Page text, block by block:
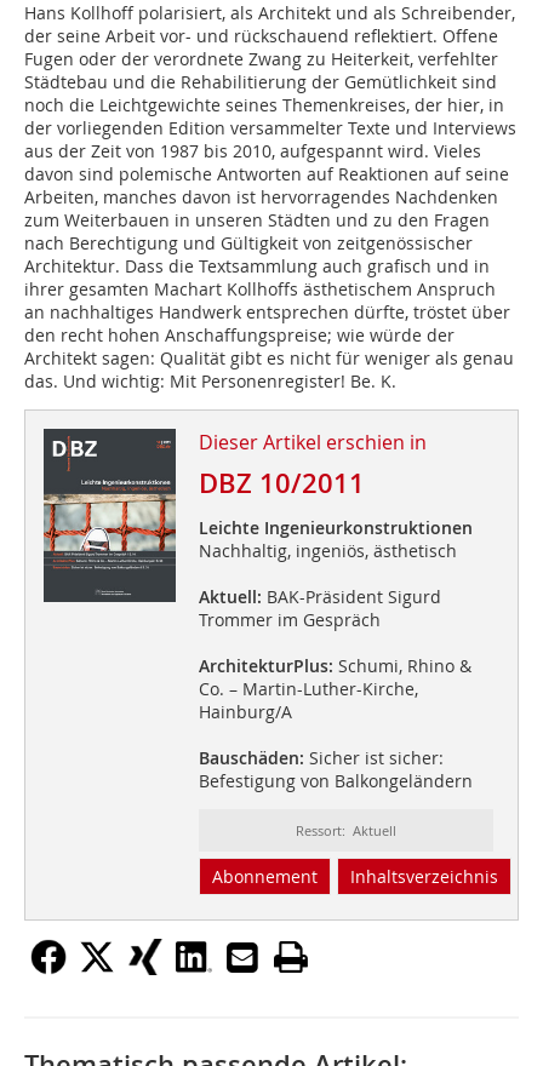
Hans Kollhoff polarisiert, als Architekt und als Schreibender,
der seine Arbeit vor- und rückschauend reflektiert. Offene
Fugen oder der verordnete Zwang zu Heiterkeit, verfehlter
Städtebau und die Rehabilitierung der Gemütlichkeit sind
noch die Leichtgewichte seines Themenkreises, der hier, in
der vorliegenden Edition versammelter Texte und Interviews
aus der Zeit von 1987 bis 2010, aufgespannt wird. Vieles
davon sind polemische Antworten auf Reaktionen auf seine
Arbeiten, manches davon ist hervorragendes Nachdenken
zum Weiterbauen in unseren Städten und zu den Fragen
nach Berechtigung und Gültigkeit von zeitgenössischer
Architektur. Dass die Textsammlung auch grafisch und in
ihrer gesamten Machart Kollhoffs ästhetischem Anspruch
an nachhaltiges Handwerk entsprechen dürfte, tröstet über
den recht hohen Anschaffungspreise; wie würde der
Architekt sagen: Qualität gibt es nicht für weniger als genau
das. Und wichtig: Mit Personenregister! Be. K.
Dieser Artikel erschien in
DBZ 10/2011
Leichte Ingenieurkonstruktionen
Nachhaltig, ingeniös, ästhetisch
Aktuell: BAK-Präsident Sigurd
Trommer im Gespräch
ArchitekturPlus: Schumi, Rhino &
Co. – Martin-Luther-Kirche,
Hainburg/A
Bauschäden: Sicher ist sicher:
Befestigung von Balkongeländern
Ressort: Aktuell
Abonnement Inhaltsverzeichnis